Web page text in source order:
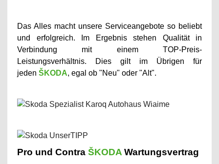
Das Alles macht unsere Serviceangebote so beliebt
und erfolgreich. Im Ergebnis stehen Qualität in
Verbindung mit einem TOP-Preis-
Leistungsverhältnis. Dies gilt im Übrigen für
jeden ŠKODA, egal ob "Neu" oder "Alt".
Pro und Contra ŠKODA Wartungsvertrag